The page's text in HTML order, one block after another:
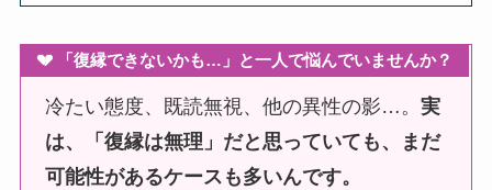
💔 「復縁できないかも…」と一人で悩んでいませんか？
冷たい態度、既読無視、他の異性の影…。実
は、「復縁は無理」だと思っていても、まだ
可能性があるケースも多いんです。